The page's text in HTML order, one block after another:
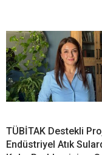
TÜBİTAK Destekli
Endüstriyel Atık